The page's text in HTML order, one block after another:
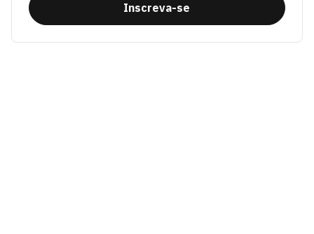
Inscreva-se